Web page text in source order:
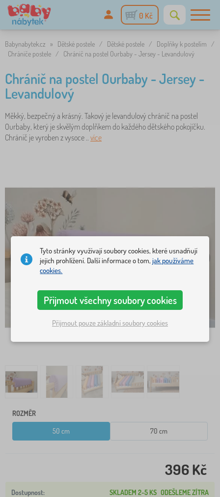
0 Kč
Babynabytek.cz » Dětské postele / Dětské postele / Doplňky k postelím
/
Chrániče postele / Chránič na postel Ourbaby - Jersey - Levandulový
Chránič na postel Ourbaby - Jersey -
Levandulový
Měkký, bezpečný a krásný. Takový je levandulový chránič na postel
Ourbaby, který je skvělým doplňkem do každého dětského pokojíčku.
Chránič je vyroben z vysoce .. více
ROZMĚR
50 cm 70 cm
396 Kč
SKLADEM 2-5 KS ODEŠLEME ZÍTRA
Tyto stránky využívají soubory cookies, které usnadňují
jejich prohlížení. Další informace o tom,jak používáme
cookies.
Přijmout všechny soubory cookies
Přijmout pouze základní soubory cookies